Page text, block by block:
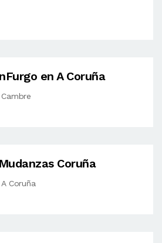
en A Coruña
Cambre
Coruña
A Coruña